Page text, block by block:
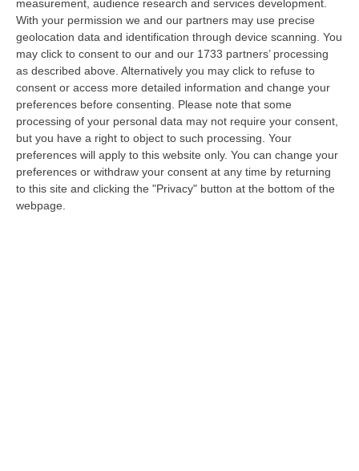
measurement, audience research and services development.
With your permission we and our partners may use precise
geolocation data and identification through device scanning. You
may click to consent to our and our 1733 partners’ processing
as described above. Alternatively you may click to refuse to
consent or access more detailed information and change your
preferences before consenting. Please note that some
processing of your personal data may not require your consent,
but you have a right to object to such processing. Your
preferences will apply to this website only. You can change your
preferences or withdraw your consent at any time by returning
to this site and clicking the "Privacy" button at the bottom of the
webpage.
Evade Dai Domiciliari, Boss Ergastolano Torna In Carcere
“È tornato in carcere Giovanni Calasso, 61 anni, storico esponente della
Sacra Corona Unita e già condannato all’ergastolo, arrestato il 1°…
09 Agosto, 12:18
In Fiamme Nella Notte Il Capannone Di Un’azienda A
Montegiordano, Danni Da Oltre Un Milione Di Euro
“MONTEGIORDANO Un grosso incendio ha colpito questa notte un
capannone della Sassone Tartufi, azienda di Montegiordano
specializzata nella c…
09 Agosto, 11:59